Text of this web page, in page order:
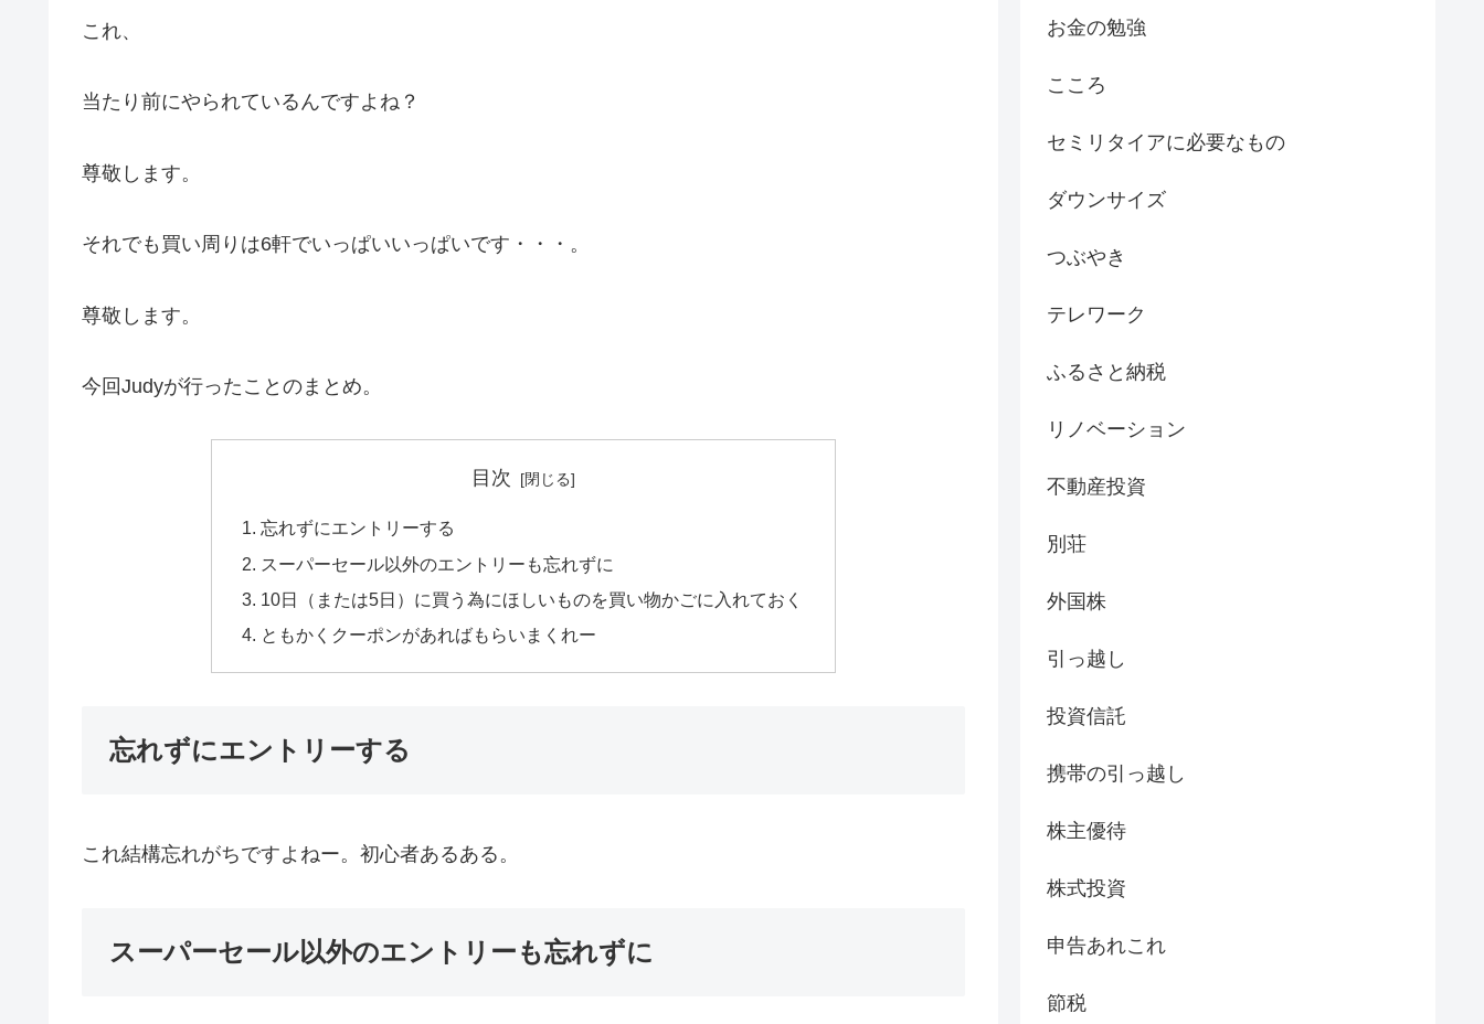
これ、
当たり前にやられているんですよね？
尊敬します。
それでも買い周りは6軒でいっぱいいっぱいです・・・。
尊敬します。
今回Judyが行ったことのまとめ。
目次
忘れずにエントリーする
スーパーセール以外のエントリーも忘れずに
10日（または5日）に買う為にほしいものを買い物かごに入れておく
ともかくクーポンがあればもらいまくれー
忘れずにエントリーする
これ結構忘れがちですよねー。初心者あるある。
スーパーセール以外のエントリーも忘れずに
お金の勉強
こころ
セミリタイアに必要なもの
ダウンサイズ
つぶやき
テレワーク
ふるさと納税
リノベーション
不動産投資
別荘
外国株
引っ越し
投資信託
携帯の引っ越し
株主優待
株式投資
申告あれこれ
節税